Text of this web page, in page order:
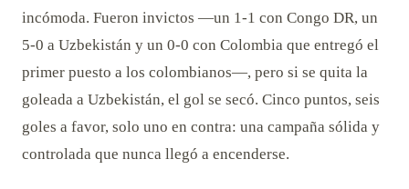
incómoda. Fueron invictos —un 1-1 con Congo DR, un
5-0 a Uzbekistán y un 0-0 con Colombia que entregó el
primer puesto a los colombianos—, pero si se quita la
goleada a Uzbekistán, el gol se secó. Cinco puntos, seis
goles a favor, solo uno en contra: una campaña sólida y
controlada que nunca llegó a encenderse.